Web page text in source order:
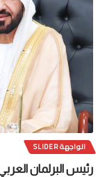
الواجهة SLIDER
رئيس البرلمان